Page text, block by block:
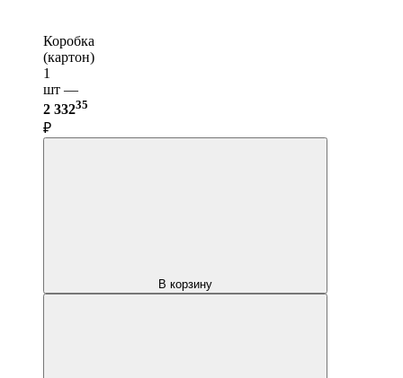
Коробка
(картон)
1
шт —
2 33235
₽
В корзину